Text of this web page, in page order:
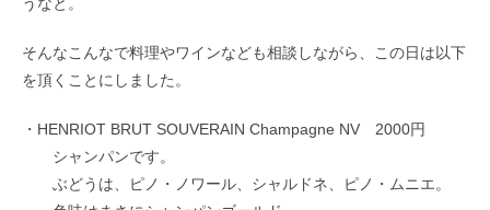
そんなこんなで料理やワインなども相談しながら、この日は以下
を頂くことにしました。
・HENRIOT BRUT SOUVERAIN Champagne NV 2000円
シャンパンです。
ぶどうは、ピノ・ノワール、シャルドネ、ピノ・ムニエ。